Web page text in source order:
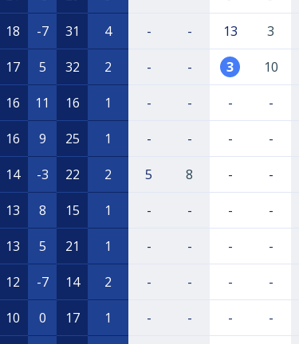
18 -7 31 4 - - 13 3
17 5 32 2 - - 3 10
16 11 16 1 - - - -
16 9 25 1 - - - -
14 -3 22 2 5 8 - -
13 8 15 1 - - - -
13 5 21 1 - - - -
12 -7 14 2 - - - -
10 0 17 1 - - - -